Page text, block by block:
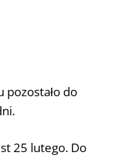
pozostało do
25 lutego. Do